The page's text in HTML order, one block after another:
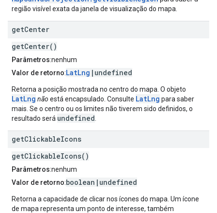
região visível exata da janela de visualização do mapa.
getCenter
getCenter()
Parâmetros:nenhum
Valor de retorno:LatLng |undefined
Retorna a posição mostrada no centro do mapa. O objeto
LatLng não está encapsulado. Consulte LatLng para saber
mais. Se o centro ou os limites não tiverem sido definidos, o
resultado será undefined
getClickableIcons
getClickableIcons()
Parâmetros:nenhum
Valor de retorno:boolean|undefined
Retorna a capacidade de clicar nos ícones do mapa. Um ícone
de mapa representa um ponto de interesse, também